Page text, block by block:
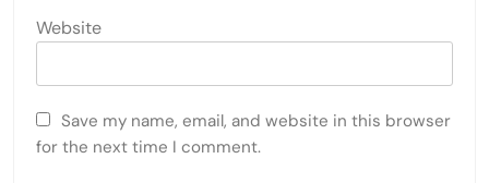
Website
Save my name, email, and website in this browser
for the next time I comment.